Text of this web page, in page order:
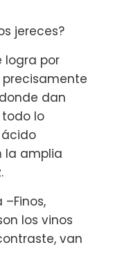
jereces?
logra por
dan
todo lo
la amplia
los vinos
van